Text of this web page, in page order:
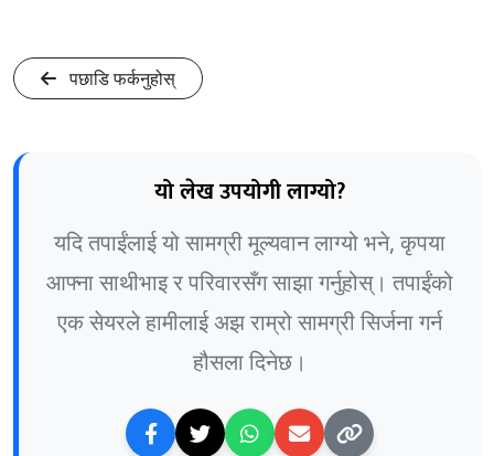
पछाडि फर्कनुहोस्
यो लेख उपयोगी लाग्यो?
यदि तपाईंलाई यो सामग्री मूल्यवान लाग्यो भने, कृपया
आफ्ना साथीभाइ र परिवारसँग साझा गर्नुहोस्। तपाईंको
एक सेयरले हामीलाई अझ राम्रो सामग्री सिर्जना गर्न
हौसला दिनेछ।